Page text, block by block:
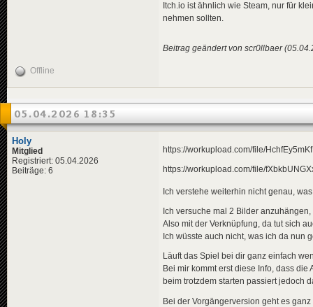
Itch.io ist ähnlich wie Steam, nur für
nehmen sollten.
Beitrag geändert von scr0llbaer
Offline
05.04.2026 18:35
Holy
Mitglied
Registriert: 05.04.2026
Beiträge: 6
https://workupload.com/file/
https://workupload.com/file/
Ich verstehe weiterhin nicht genau,
Ich versuche mal 2 Bilder
Also mit der Verknüpfung, da tut sich
Ich wüsste auch nicht, was ich da nun
Läuft das Spiel bei dir ganz einfach
Bei mir kommt erst diese Info, dass die
beim trotzdem starten passiert jedoch
Bei der Vorgängerversion geht es